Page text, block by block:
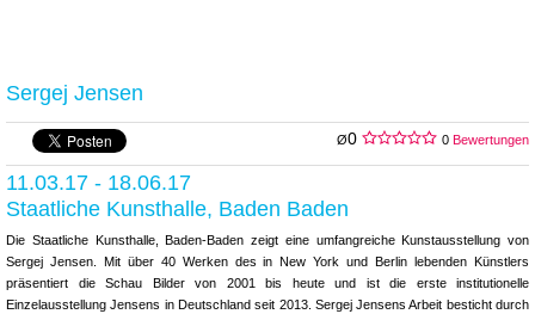
Sergej Jensen
Ø0 0 Bewertungen
11.03.17 - 18.06.17
Staatliche Kunsthalle, Baden Baden
Die Staatliche Kunsthalle, Baden-Baden zeigt eine umfangreiche Kunstausstellung von
Sergej Jensen. Mit über 40 Werken des in New York und Berlin lebenden Künstlers
präsentiert die Schau Bilder von 2001 bis heute und ist die erste institutionelle
Einzelausstellung Jensens in Deutschland seit 2013. Sergej Jensens Arbeit besticht durch